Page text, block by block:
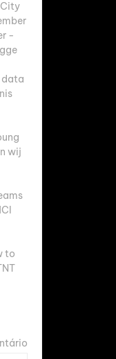
-
data
wij
to